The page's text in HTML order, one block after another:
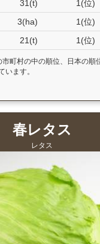
31(t) 1(位)
3(ha) 1(位)
21(t) 1(位)
町村の中の順位、日本の順
います。
春レタス
レタス